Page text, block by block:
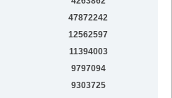
47872242
12562597
11394003
9797094
9303725